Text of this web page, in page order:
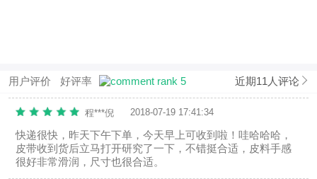
用户评价 好评率 近期11人评论
程***倪 2018-07-19 17:41:34
快递很快，昨天下午下单，今天早上可收到啦！哇哈哈哈，
皮带收到货后立马打开研究了一下，不错挺合适，皮料手感
很好非常滑润，尺寸也很合适。